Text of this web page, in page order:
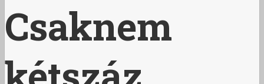
Csaknem